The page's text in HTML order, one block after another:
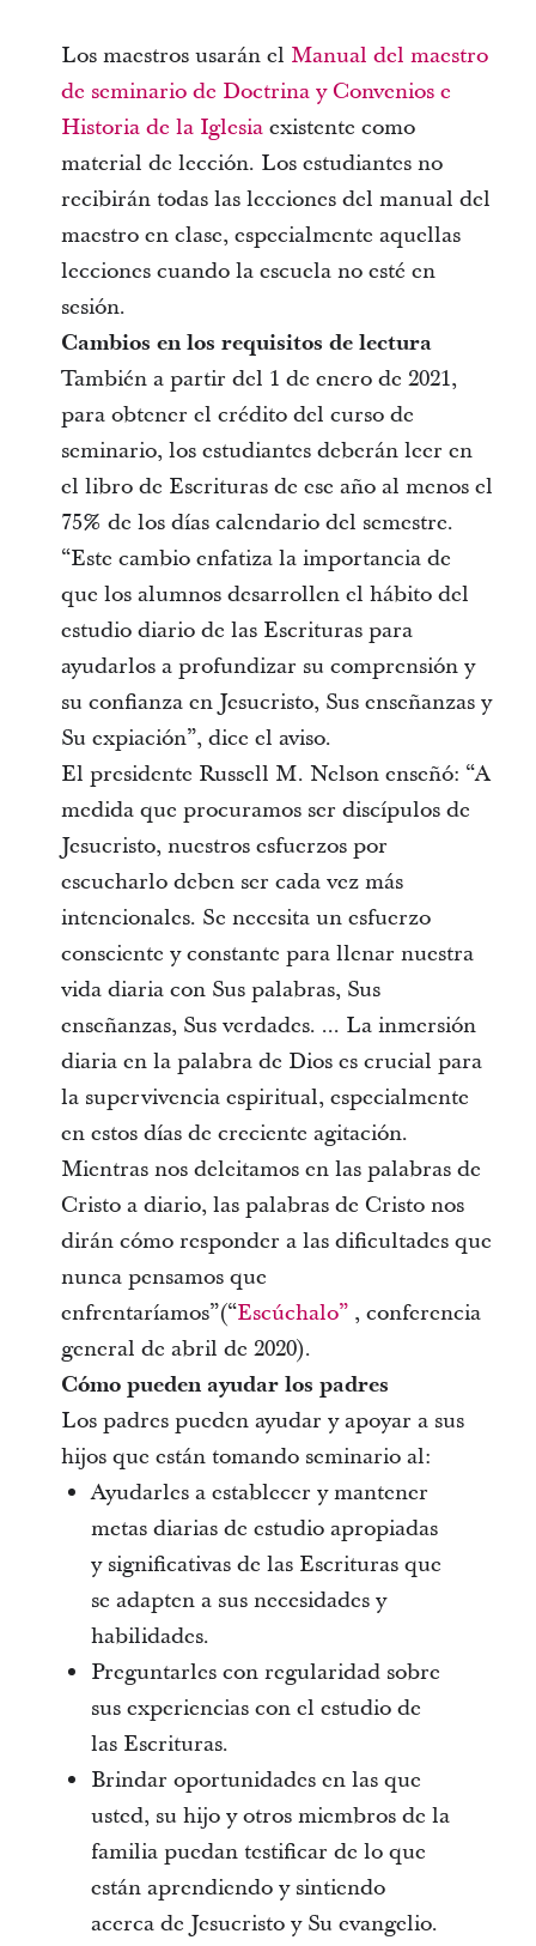
Los maestros usarán el Manual del maestro
de seminario de Doctrina y Convenios e
Historia de la Iglesiaexistente como
material de lección. Los estudiantes no
recibirán todas las lecciones del manual del
maestro en clase, especialmente aquellas
lecciones cuando la escuela no esté en
sesión.
Cambios en los requisitos de lectura
También a partir del 1 de enero de 2021,
para obtener el crédito del curso de
seminario, los estudiantes deberán leer en
el libro de Escrituras de ese año al menos el
75% de los días calendario del semestre.
“Este cambio enfatiza la importancia de
que los alumnos desarrollen el hábito del
estudio diario de las Escrituras para
ayudarlos a profundizar su comprensión y
su confianza en Jesucristo, Sus enseñanzas y
Su expiación”, dice el aviso.
El presidente Russell M. Nelson enseñó: “A
medida que procuramos ser discípulos de
Jesucristo, nuestros esfuerzos por
escucharlo deben ser cada vez más
intencionales. Se necesita un esfuerzo
consciente y constante para llenar nuestra
vida diaria con Sus palabras, Sus
enseñanzas, Sus verdades. ... La inmersión
diaria en la palabra de Dios es crucial para
la supervivencia espiritual, especialmente
en estos días de creciente agitación.
Mientras nos deleitamos en las palabras de
Cristo a diario, las palabras de Cristo nos
dirán cómo responder a las dificultades que
nunca pensamos que
enfrentaríamos”(“Escúchalo”, conferencia
general de abril de 2020).
Cómo pueden ayudar los padres
Los padres pueden ayudar y apoyar a sus
hijos que están tomando seminario al:
Ayudarles a establecer y mantener
metas diarias de estudio apropiadas
y significativas de las Escrituras que
se adapten a sus necesidades y
habilidades.
Preguntarles con regularidad sobre
sus experiencias con el estudio de
las Escrituras.
Brindar oportunidades en las que
usted, su hijo y otros miembros de la
familia puedan testificar de lo que
están aprendiendo y sintiendo
acerca de Jesucristo y Su evangelio.